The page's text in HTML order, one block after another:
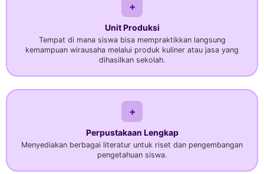
+
Unit Produksi
Tempat di mana siswa bisa mempraktikkan langsung
kemampuan wirausaha melalui produk kuliner atau jasa yang
dihasilkan sekolah.
+
Perpustakaan Lengkap
Menyediakan berbagai literatur untuk riset dan pengembangan
pengetahuan siswa.